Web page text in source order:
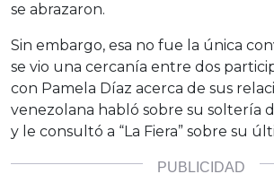
se abrazaron.
Sin embargo, esa no fue la única
se vio una cercanía entre dos
con Pamela Díaz acerca de sus
venezolana habló sobre su soltería
y le consultó a “La Fiera” sobre su